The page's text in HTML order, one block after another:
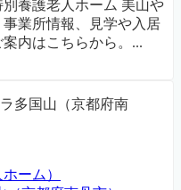
別養護老人ホーム 美山や
業所情報、見学や入居
内はこちらから。...
ーム）